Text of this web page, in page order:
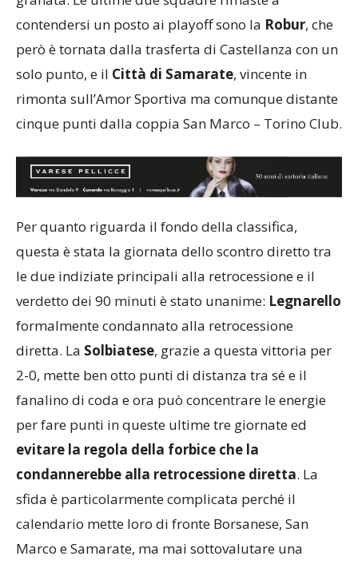
granata. Le ultime due squadre rimaste a
contendersi un posto ai playoff sono la
però è tornata dalla trasferta di Castellanza con un
solo punto, e il
rimonta sull’Amor Sportiva ma comunque distante
cinque punti dalla coppia San Marco – Torino Club.
Per quanto riguarda il fondo della classifica,
questa è stata la giornata dello scontro diretto tra
le due indiziate principali alla retrocessione e il
verdetto dei 90 minuti è stato unanime:Legnarello
formalmente condannato alla retrocessione
diretta. La Solbiatese, grazie a questa vittoria per
2-0, mette ben otto punti di distanza tra sé e il
fanalino di coda e ora può concentrare le energie
per fare punti in queste ultime tre giornate ed
evitare la regola della forbice che la
condannerebbe alla retrocessione diretta
sfida è particolarmente complicata perché il
calendario mette loro di fronte Borsanese, San